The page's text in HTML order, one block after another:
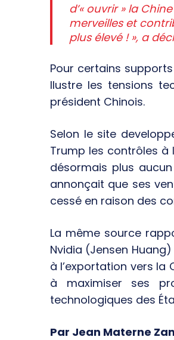
d’« ouvrir » la
merveilles et
plus élevé ! », a
Pour certains
llustre les tensions
président Chinois.
Selon le site
Trump les contrôles à
désormais plus
annonçait que ses
cessé en raison des
La même source
Nvidia (Jensen
à l’exportation vers la
à maximiser ses
technologiques des
Par Jean Materne